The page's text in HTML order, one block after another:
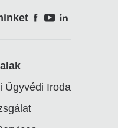
Ügyvédi Iroda